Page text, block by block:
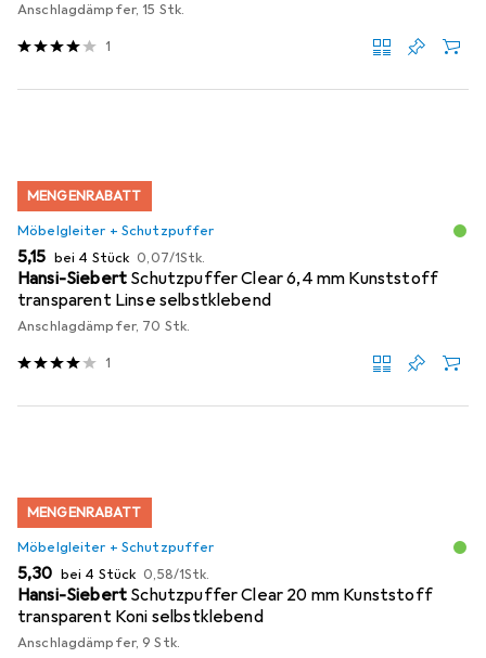
Anschlagdämpfer, 15 Stk.
1
MENGENRABATT
Möbelgleiter + Schutzpuffer
EUR
5,15 bei 4 Stück EUR
0,07/1Stk.
Hansi-Siebert Schutzpuffer Clear 6,4 mm Kunststoff
transparent Linse selbstklebend
Anschlagdämpfer, 70 Stk.
1
MENGENRABATT
Möbelgleiter + Schutzpuffer
EUR
5,30 bei 4 Stück EUR
0,58/1Stk.
Hansi-Siebert Schutzpuffer Clear 20 mm Kunststoff
transparent Koni selbstklebend
Anschlagdämpfer, 9 Stk.